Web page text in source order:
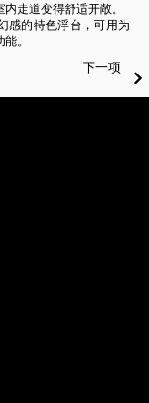
走道变得舒适开敞。
感的特色浮台，可用为
。
下一项